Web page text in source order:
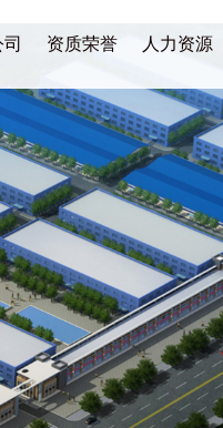
资质荣誉 人力资源